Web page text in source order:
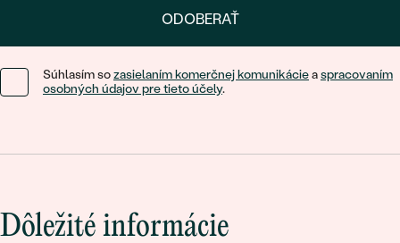
ODOBERAŤ
Súhlasím sozasielaním komerčnej komunikácieaspracovaním
osobných údajov pre tieto účely.
Dôležité informácie